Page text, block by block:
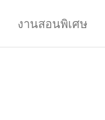
งานสอนพิเศษ